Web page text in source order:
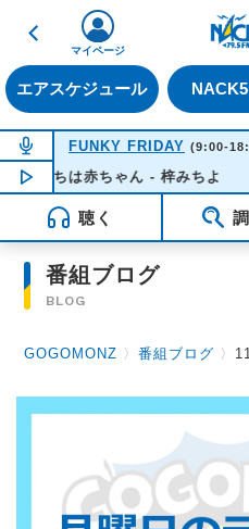
戻る
エアスケジュール
マイページ
NOW ON AIR
FUNKY FRIDAY (9:00-
NOW PLAYING12:17
にちは赤ちゃん - 梓みちよ
聴く
番組ブログ
BLOG
GOGOMONZ 〉番組ブログ 〉